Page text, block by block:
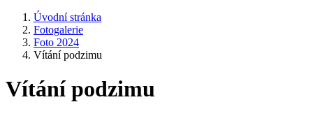
Úvodní stránka
Fotogalerie
Foto 2024
Vítání podzimu
Vítání podzimu